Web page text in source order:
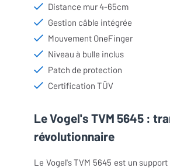
Distance mur 4-65cm
Gestion câble intégrée
Mouvement OneFinger
Niveau à bulle inclus
Patch de protection
Certification TÜV
Le Vogel's TVM 5645 :
révolutionnaire
Le Vogel's TVM 5645 est un